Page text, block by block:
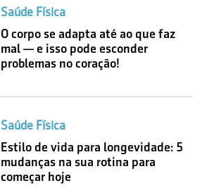
Saúde Física
O corpo se adapta até ao que faz
mal — e isso pode esconder
problemas no coração!
Saúde Física
Estilo de vida para longevidade: 5
mudanças na sua rotina para
começar hoje